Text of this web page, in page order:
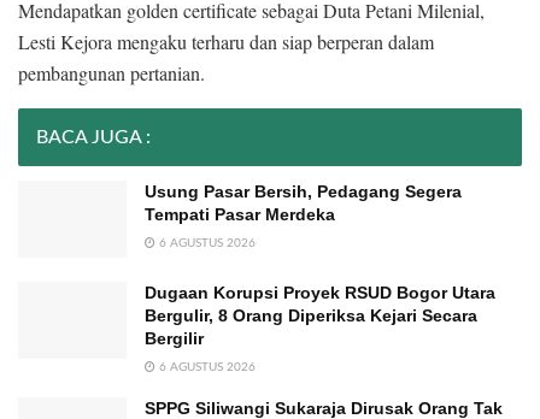
Mendapatkan golden certificate sebagai Duta Petani Milenial,
Lesti Kejora mengaku terharu dan siap berperan dalam
pembangunan pertanian.
BACA JUGA :
Usung Pasar Bersih, Pedagang Segera
Tempati Pasar Merdeka
6 AGUSTUS 2026
Dugaan Korupsi Proyek RSUD Bogor Utara
Bergulir, 8 Orang Diperiksa Kejari Secara
Bergilir
6 AGUSTUS 2026
SPPG Siliwangi Sukaraja Dirusak Orang Tak